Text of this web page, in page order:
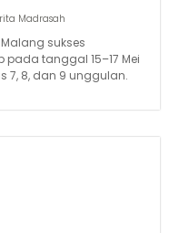
Madrasah
sukses
tanggal 15–17 Mei
7, 8, dan 9 unggulan.